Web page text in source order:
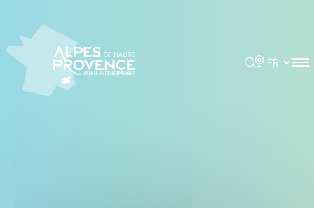
Rechercher
Choisir la